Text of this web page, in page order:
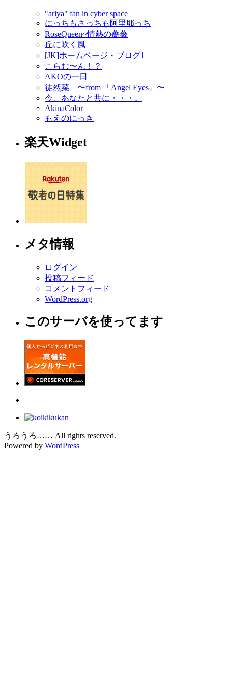
"ariya" fan in cyber space
にっちもさっちも阿里耶っち
RoseQueen~情熱の薔薇
丘に吹く風
[JK]ホームページ・ブログ1
こらむ〜ん！？
AKOの一日
徒然菜 〜from 「Angel Eyes」〜
今、あなたと共に・・・。
AkinaColor
もえのにっき
楽天Widget
メタ情報
ログイン
投稿フィード
コメントフィード
WordPress.org
このサーバを使ってます
うろうろ…… All rights reserved.
Powered by WordPress